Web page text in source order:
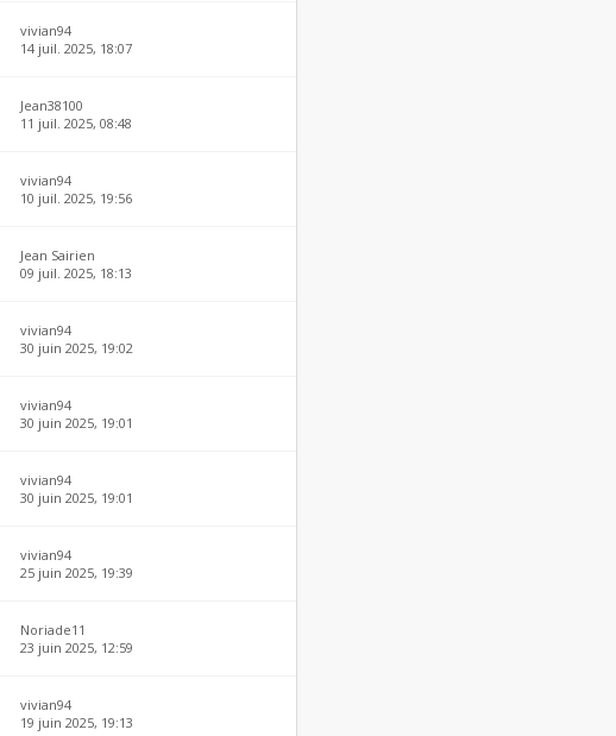
vivian94
14 juil. 2025, 18:07
Jean38100
11 juil. 2025, 08:48
vivian94
10 juil. 2025, 19:56
Jean Sairien
09 juil. 2025, 18:13
vivian94
30 juin 2025, 19:02
vivian94
30 juin 2025, 19:01
vivian94
30 juin 2025, 19:01
vivian94
25 juin 2025, 19:39
Noriade11
23 juin 2025, 12:59
vivian94
19 juin 2025, 19:13